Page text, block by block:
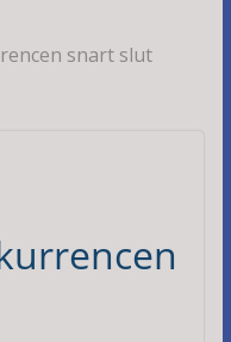
snart slut